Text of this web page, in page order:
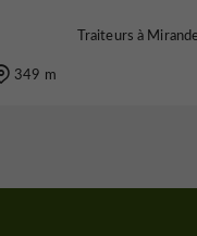
Traiteurs à
349 m